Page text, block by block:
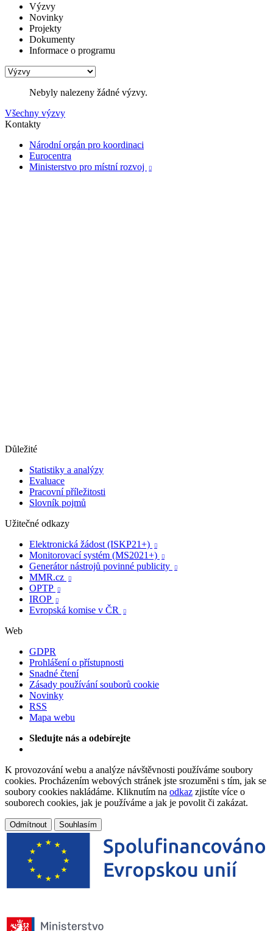
Výzvy
Novinky
Projekty
Dokumenty
Informace o programu
Nebyly nalezeny žádné výzvy.
Všechny výzvy
Kontakty
Národní orgán pro koordinaci
Eurocentra
Ministerstvo pro místní rozvoj

Důležité
Statistiky a analýzy
Evaluace
Pracovní příležitosti
Slovník pojmů
Užitečné odkazy
Elektronická žádost (ISKP21+)

Monitorovací systém (MS2021+) 
Generátor nástrojů povinné publicity 
MMR.cz 
OPTP 
IROP 
Evropská komise v ČR 
Web
GDPR
Prohlášení o přístupnosti
Snadné čtení
Zásady používání souborů cookie
Novinky
RSS
Mapa webu
Sledujte nás a odebírejte
K provozování webu a analýze návštěvnosti používáme soubory
cookies. Procházením webových stránek jste srozuměni s tím, jak se
soubory cookies nakládáme. Kliknutím na odkaz zjistíte více o
souborech cookies, jak je používáme a jak je povolit či zakázat.
Odmítnout Souhlasím